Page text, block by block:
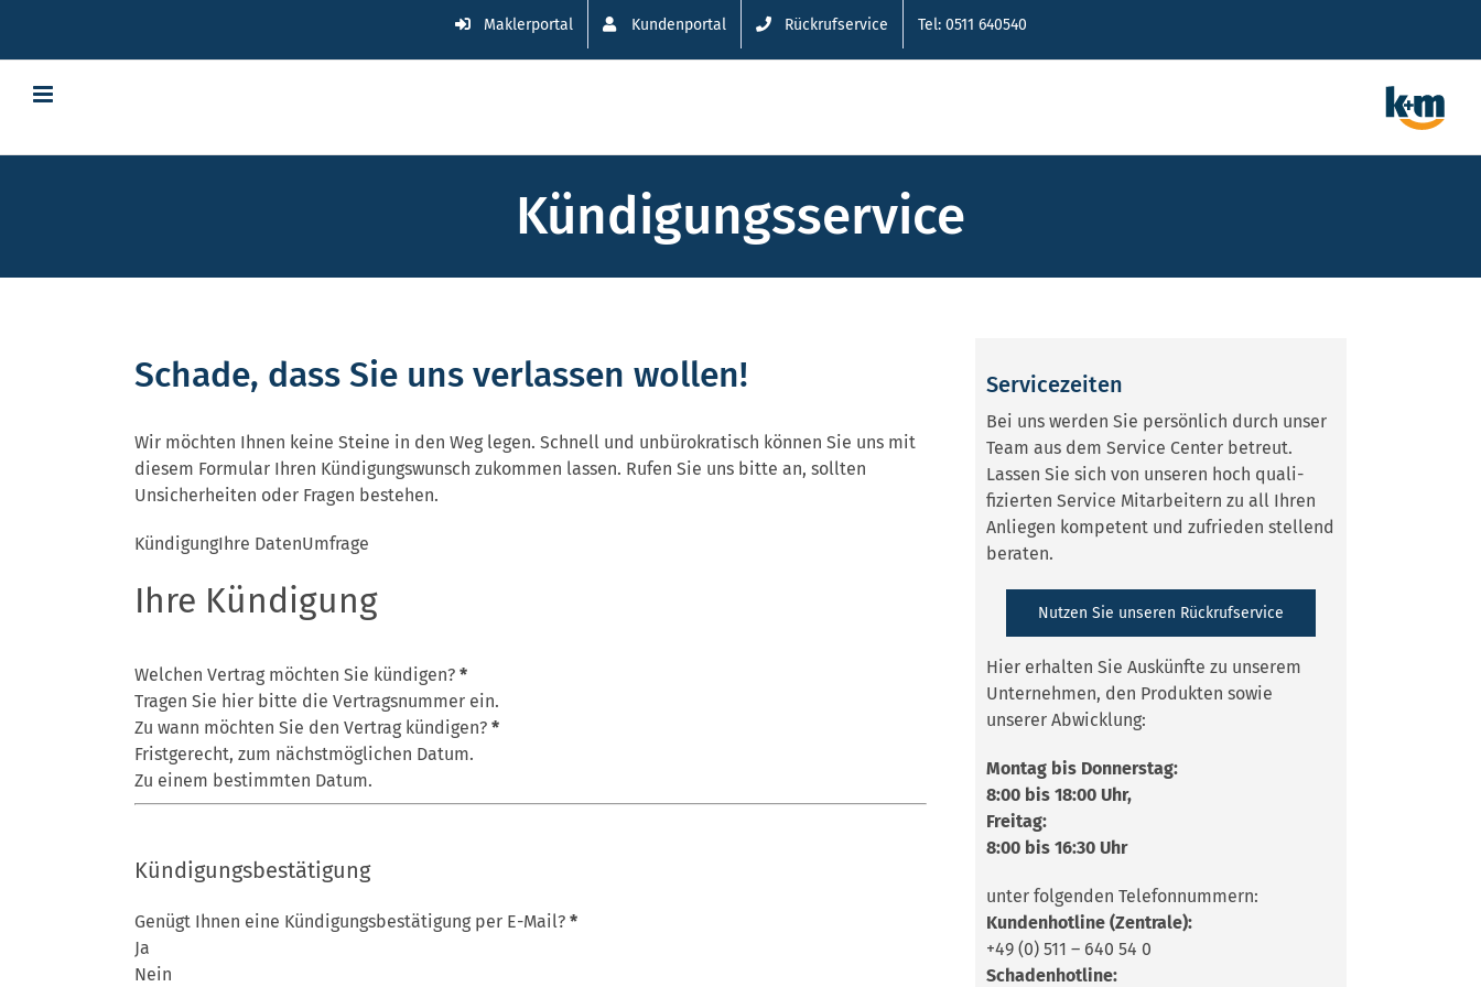
springen
Maklerportal Kundenportal Rückrufservice Tel: 0511 640540
Kündigungsservice
Schade, dass Sie uns verlassen wollen!
Wir möchten Ihnen keine Steine in den Weg legen. Schnell und unbürokratisch können Sie uns mit
diesem Formular Ihren Kündigungswunsch zukommen lassen. Rufen Sie uns bitte an, sollten
Unsicherheiten oder Fragen bestehen.
KündigungIhre DatenUmfrage
Ihre Kündigung
Welchen Vertrag möchten Sie kündigen? *
Zu wann möchten Sie den Vertrag kündigen? *
Fristgerecht, zum nächstmöglichen Datum.
Zu einem bestimmten Datum.
Kündigungsbestätigung
Genügt Ihnen eine Kündigungsbestätigung per E-Mail? *
Ja
Nein
Servicezeiten
Bei uns werden Sie persönlich durch unser
Team aus dem Service Center betreut.
Lassen Sie sich von unseren hoch quali­
fizierten Service Mitarbeitern zu all Ihren
Anliegen kompetent und zufrieden stellend
beraten.
Nutzen Sie unseren Rückrufservice
Hier erhalten Sie Auskünfte zu unserem
Unternehmen, den Produkten sowie
unserer Abwicklung:
Montag bis Donnerstag:
8:00 bis 18:00 Uhr,
Freitag:
8:00 bis 16:30 Uhr
unter folgenden Telefonnummern:
Kundenhotline (Zentrale):
+49 (0) 511 – 640 54 0
Schadenhotline: